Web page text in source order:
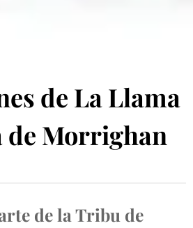
de La Llama
de Morrighan
de la Tribu de